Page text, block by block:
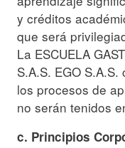
y créditos
que será
La ESCUELA
S.A.S. EGO
los procesos de
no serán tenidos
c. Principios